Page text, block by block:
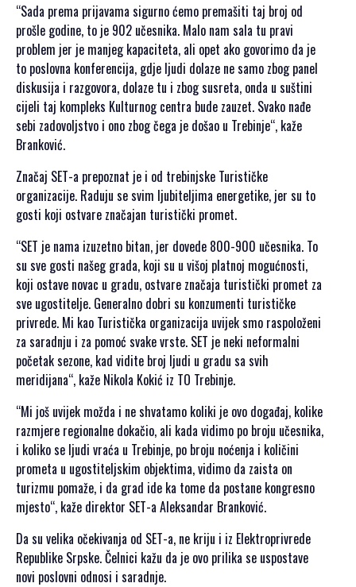
2024
POKROVITELJI I
SPONZORI SET
2023
POKROVITELJI I
SPONZORI SET
2022
POKROVITELJI I
SPONZORI SET
2021
POKROVITELJI I
2020
PORTFOLIO SET
DRUŠTVENI
DOGAĐAJI
HERCEGOVAČKA
VEČERA
AFTER PARTI
IZLETI
NOVOSTI
KONTAKT
ZA
SAMIT
“Sada prema prijavama sigurno ćemo premašiti taj broj od
prošle godine, to je 902 učesnika. Malo nam sala tu pravi
problem jer je manjeg kapaciteta, ali opet ako govorimo da je
to poslovna konferencija, gdje ljudi dolaze ne samo zbog panel
diskusija i razgovora, dolaze tu i zbog susreta, onda u suštini
cijeli taj kompleks Kulturnog centra bude zauzet. Svako nađe
sebi zadovoljstvo i ono zbog čega je došao u Trebinje“, kaže
Branković.
Značaj SЕT-a prepoznat je i od trebinjske Turističke
organizacije. Raduju se svim ljubiteljima energetike, jer su to
gosti koji ostvare značajan turistički promet.
“SЕT je nama izuzetno bitan, jer dovede 800-900 učesnika. To
su sve gosti našeg grada, koji su u višoj platnoj mogućnosti,
koji ostave novac u gradu, ostvare značaja turistički promet za
sve ugostitelje. Generalno dobri su konzumenti turističke
privrede. Mi kao Turistička organizacija uvijek smo raspoloženi
za saradnju i za pomoć svake vrste. SЕT je neki neformalni
početak sezone, kad vidite broj ljudi u gradu sa svih
meridijana“, kaže Nikola Kokić iz TO Trebinje.
“Mi još uvijek možda i ne shvatamo koliki je ovo događaj, kolike
razmjere regionalne dokačio, ali kada vidimo po broju učesnika,
i koliko se ljudi vraća u Trebinje, po broju noćenja i količini
prometa u ugostiteljskim objektima, vidimo da zaista on
turizmu pomaže, i da grad ide ka tome da postane kongresno
mjesto“, kaže direktor SЕT-a Aleksandar Branković.
Da su velika očekivanja od SЕT-a, ne kriju i iz Еlektroprivrede
Republike Srpske. Čelnici kažu da je ovo prilika se uspostave
novi poslovni odnosi i saradnje.